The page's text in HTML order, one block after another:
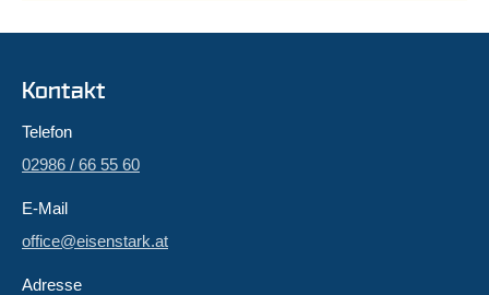
Kontakt
Telefon
02986 / 66 55 60
E-Mail
office@eisenstark.at
Adresse